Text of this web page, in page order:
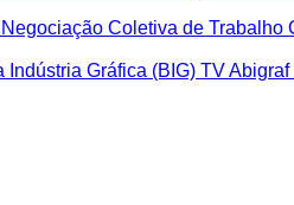
Negociação Coletiva de Trabalho
Indústria Gráfica (BIG) TV Abigraf